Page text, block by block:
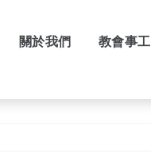
關於我們 教會事工